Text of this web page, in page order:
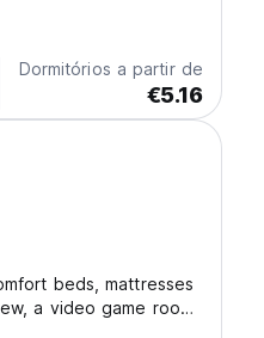
Dormitórios a partir de
€5.16
beds, mattresses
a video game room
Serdika has just